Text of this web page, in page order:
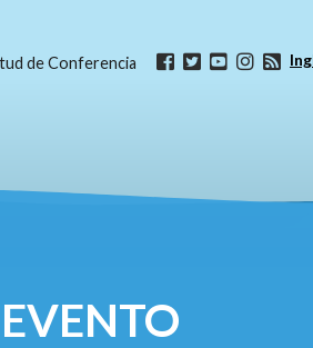
de Conferencia